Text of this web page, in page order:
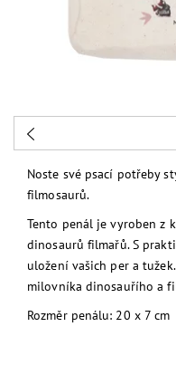
Noste své psací potřeby
filmosaurů.
Tento penál je vyroben z
dinosaurů filmařů. S
uložení vašich per a
milovníka dinosauřího a
Rozměr penálu: 20 x 7 cm